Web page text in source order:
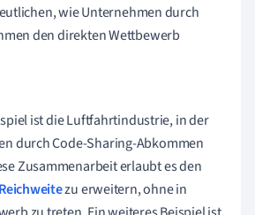
wie Unternehmen durch
den direkten Wettbewerb
ist die Luftfahrtindustrie, in der
durch Code-Sharing-Abkommen
Zusammenarbeit erlaubt es den
Reichweitezu erweitern, ohne in